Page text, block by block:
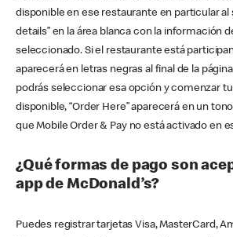
disponible en ese restaurante en particular al
details” en la área blanca con la información
seleccionado. Si el restaurante está
aparecerá en letras negras al final de la
podrás seleccionar esa opción y comenzar
disponible, “Order Here” aparecerá en un
que Mobile Order & Pay no está activado en
¿Qué formas de pago son
app de McDonald’s?
Puedes registrar tarjetas Visa, MasterCard,